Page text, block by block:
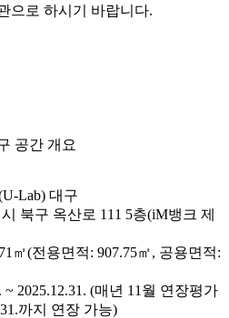
으로 하시기 바랍니다.
공간 개요
Lab) 대구
북구 옥산로 111 5층(iM뱅크 제
㎡(전용면적: 907.75㎡, 공용면적:
2025.12.31. (매년 11월 연장평가
까지 연장 가능)